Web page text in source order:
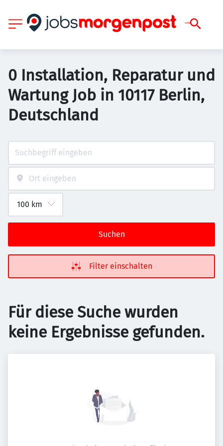
0 Installation, Reparatur und
Wartung Job in 10117 Berlin,
Deutschland
Suchen
Filter einschalten
Für diese Suche wurden
keine Ergebnisse gefunden.